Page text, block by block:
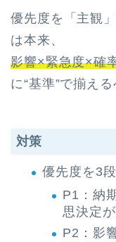
優先度を「主観
は本来、
影響×緊急度×確
に“基準”で揃える
対策
優先度を3
P1：納
思決定
P2：影